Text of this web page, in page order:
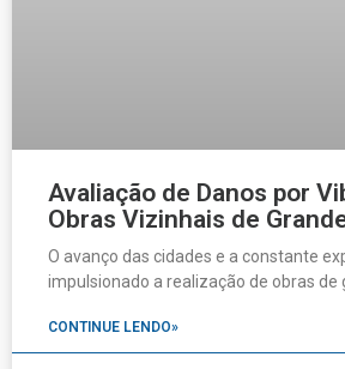
Avaliação de Danos por
Obras Vizinhais de
O avanço das cidades e a constante
impulsionado a realização de obras de
CONTINUE LENDO»